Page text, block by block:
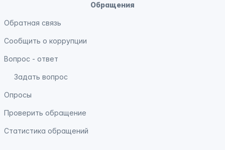
Обращения
Обратная связь
Сообщить о коррупции
Вопрос - ответ
Задать вопрос
Опросы
Проверить обращение
Статистика обращений